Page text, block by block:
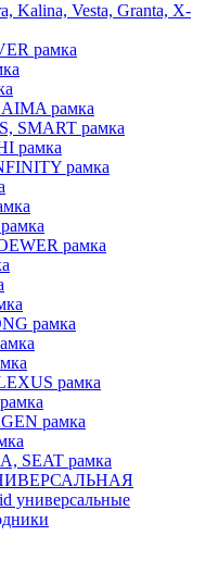
Kalina, Vesta, Granta, X-
рамка
рамка
SMART рамка
рамка
рамка
рамка
рамка
рамка
рамка
SEAT рамка
универсальные